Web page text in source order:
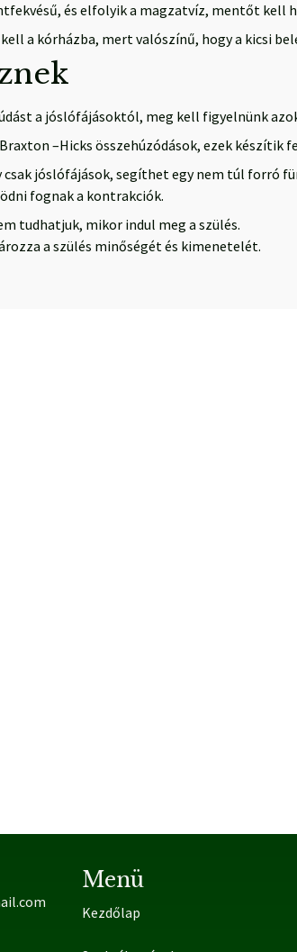
és elfolyik a magzatvíz, mentőt
a kórházba, mert valószínű, hogy a kicsi
a jóslófájásoktól, meg kell figyelnünk
–Hicks összehúzódások, ezek készítik
jóslófájások, segíthet egy nem túl forró
fognak a kontrakciók.
tudhatjuk, mikor indul meg a szülés.
a szülés minőségét és kimenetelét.
Menü
Kezdőlap